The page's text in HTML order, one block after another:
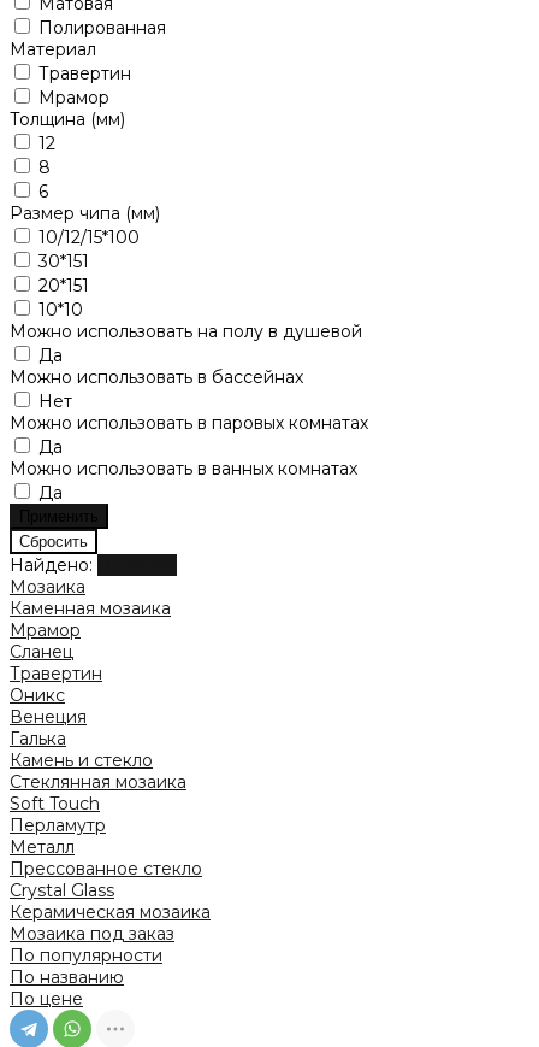
Полированная
Материал
Травертин
Мрамор
Толщина (мм)
12
8
6
Размер чипа (мм)
10/12/15*100
30*151
20*151
10*10
Можно использовать на полу в душевой
Да
Можно использовать в бассейнах
Нет
Можно использовать в паровых комнатах
Да
Можно использовать в ванных комнатах
Да
Найдено:
Мозаика
Каменная мозаика
Мрамор
Сланец
Травертин
Оникс
Венеция
Галька
Камень и стекло
Стеклянная мозаика
Soft Touch
Перламутр
Металл
Прессованное стекло
Crystal Glass
Керамическая мозаика
Мозаика под заказ
По популярности
По названию
По цене